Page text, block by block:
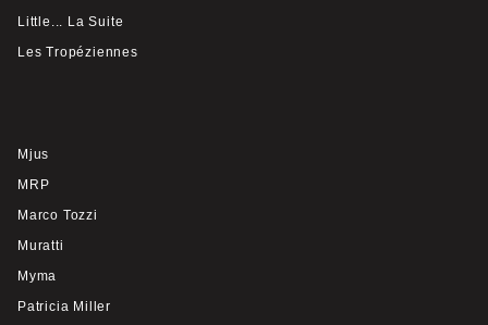
Little... La Suite
Les Tropéziennes
Mjus
MRP
Marco Tozzi
Muratti
Myma
Patricia Miller